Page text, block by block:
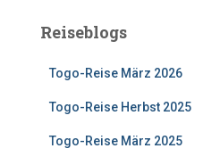
Reiseblogs
Togo-Reise März 2026
Togo-Reise Herbst 2025
Togo-Reise März 2025